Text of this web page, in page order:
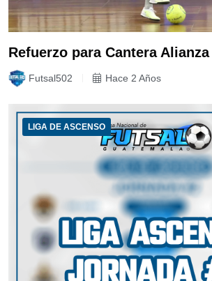
Refuerzo para Cantera Alianza
Futsal502 Hace 2 Años
LIGA DE ASCENSO